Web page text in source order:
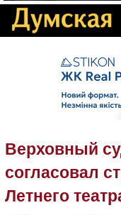
Верховный
согласовал
Летнего